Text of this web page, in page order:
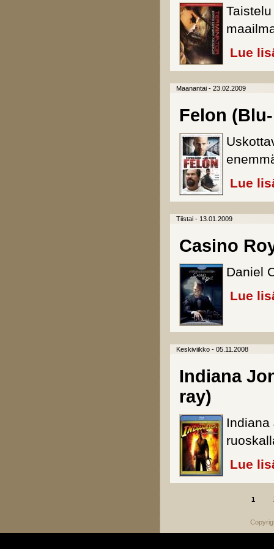
Lue
Maanantai - 23.02.2009
Felon
Lue
Tiistai - 13.01.2009
Casino
Daniel
Lue
Keskiviikko - 05.11.2008
Indiana
ray)
Lue
1